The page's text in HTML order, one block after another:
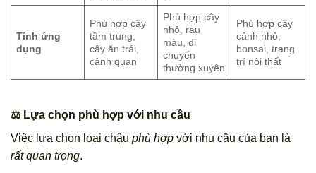
Tính ứng
dụng
Phù hợp cây
tầm trung,
cây ăn trái,
cảnh quan
Phù hợp cây
nhỏ, rau
màu, di
chuyển
thường xuyên
Phù hợp cây
cảnh nhỏ,
bonsai, trang
trí nội thất
⚖️ Lựa chọn phù hợp với nhu cầu
Việc lựa chọn loại chậu phù hợp với nhu cầu của bạn là
rất quan trọng.